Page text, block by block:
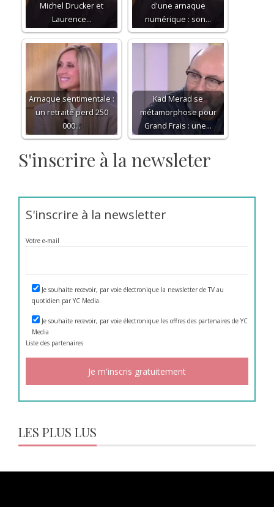
Michel Drucker et
Laurence…
d'une arnaque
numérique : son…
Arnaque sentimentale :
un retraité perd 250
000…
Kad Merad se
métamorphose pour
Grand Frais : une…
S'inscrire à la newsleter
S'inscrire à la newsletter
Votre e-mail
Je souhaite recevoir, par voie électronique la newsletter de TV au
quotidien par YC Media.
Je souhaite recevoir, par voie électronique les offres des partenaires de YC
Media
Liste des partenaires
LES PLUS LUS